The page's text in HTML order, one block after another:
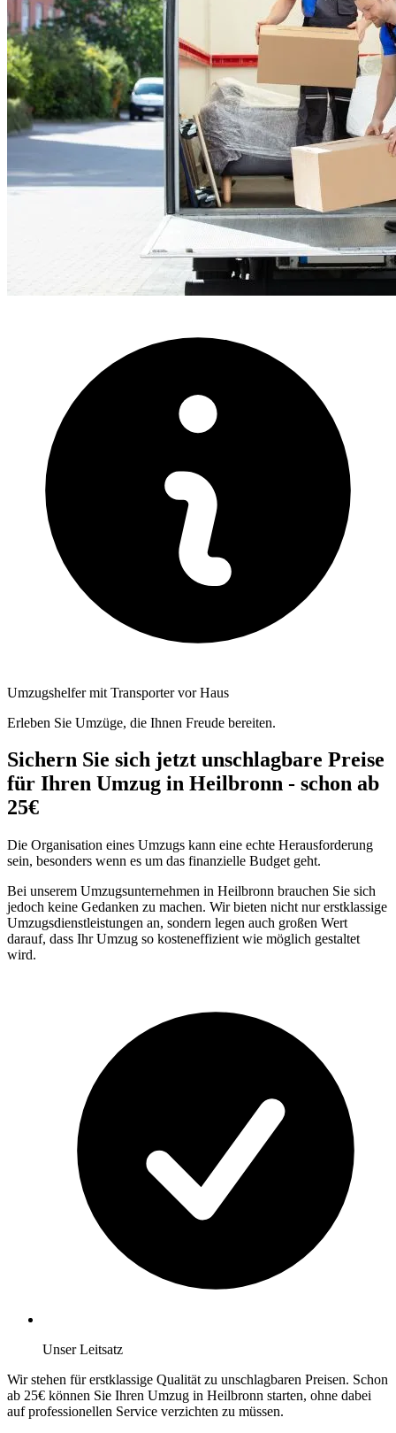
Umzugshelfer mit Transporter vor Haus
Erleben Sie Umzüge, die Ihnen Freude bereiten.
Sichern Sie sich jetzt unschlagbare Preise
für Ihren Umzug in Heilbronn - schon ab
25€
Die Organisation eines Umzugs kann eine echte Herausforderung
sein, besonders wenn es um das finanzielle Budget geht.
Bei unserem Umzugsunternehmen in Heilbronn brauchen Sie sich
jedoch keine Gedanken zu machen. Wir bieten nicht nur erstklassige
Umzugsdienstleistungen an, sondern legen auch großen Wert
darauf, dass Ihr Umzug so kosteneffizient wie möglich gestaltet
wird.
Unser Leitsatz
Wir stehen für erstklassige Qualität zu unschlagbaren Preisen. Schon
ab 25€ können Sie Ihren Umzug in Heilbronn starten, ohne dabei
auf professionellen Service verzichten zu müssen.